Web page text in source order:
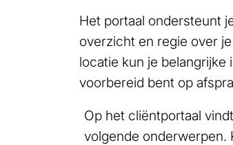
Het portaal ondersteunt
overzicht en regie over
locatie kun je belangrijke
voorbereid bent op
Op het cliëntportaal
volgende onderwerpen.